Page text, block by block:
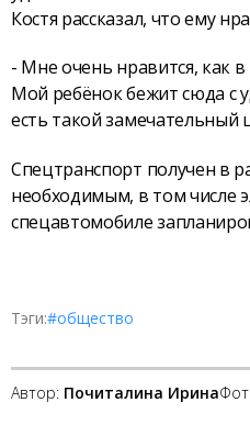
Костя рассказал, что ему
- Мне очень нравится, как
Мой ребёнок бежит сюда с
есть такой замечательный
Спецтранспорт получен в
необходимым, в том числе
спецавтомобиле
Тэги:#общество
Автор: Почиталина Ирина